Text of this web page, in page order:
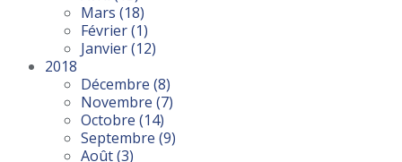
Mars (18)
Février(1)
Janvier(12)
2018
Décembre (8)
Novembre (7)
Octobre (14)
Septembre (9)
Août(3)